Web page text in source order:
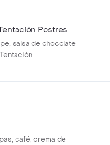
Postres
salsa de chocolate
café, crema de